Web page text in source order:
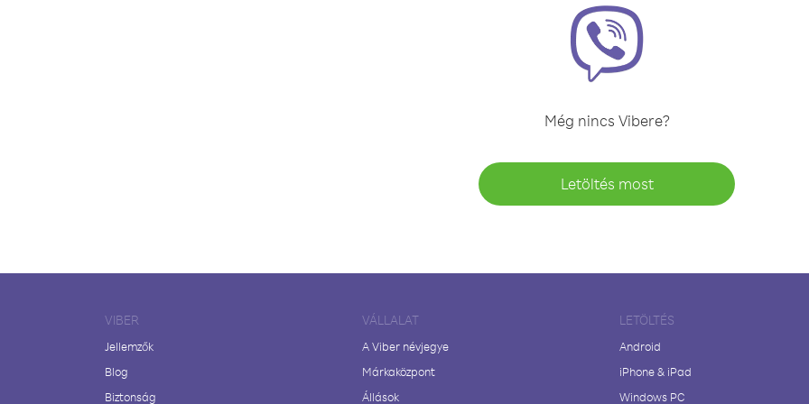
Még nincs Vibere?
Letöltés most
VIBER
Jellemzők
Blog
Biztonság
VÁLLALAT
A Viber névjegye
Márkaközpont
Állások
LETÖLTÉS
Android
iPhone & iPad
Windows PC